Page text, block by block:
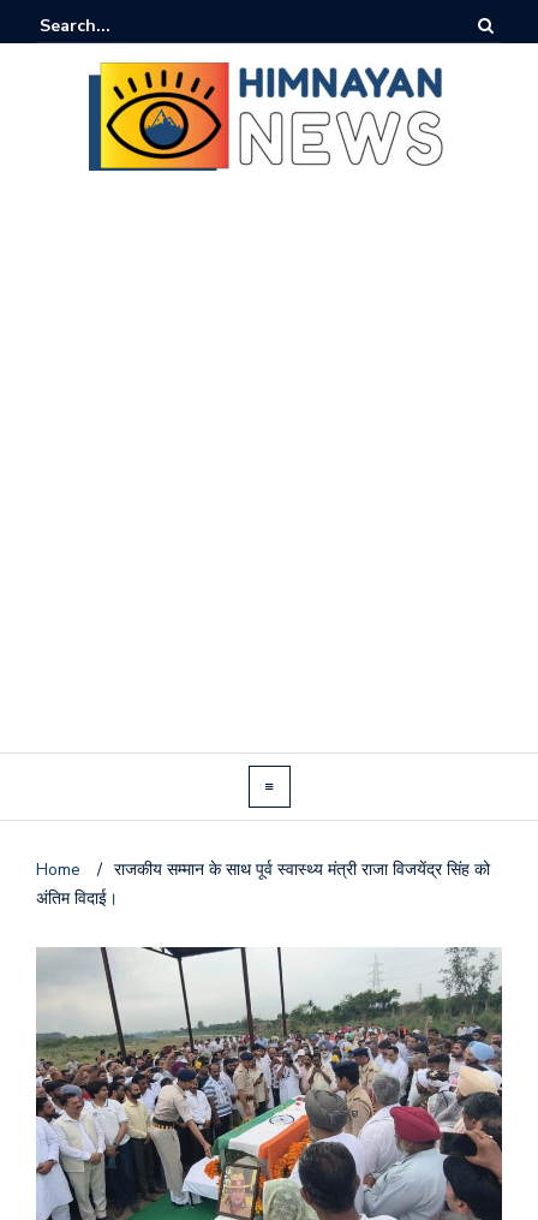
Home / राजकीय सम्मान के साथ पूर्व स्वास्थ्य मंत्री राजा विजयेंद्र सिंह को
अंतिम विदाई।